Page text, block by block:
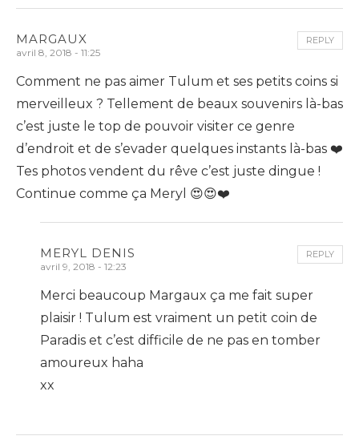
MARGAUX
avril 8, 2018 - 11:25
Comment ne pas aimer Tulum et ses petits coins si
merveilleux ? Tellement de beaux souvenirs là-bas
c’est juste le top de pouvoir visiter ce genre
d’endroit et de s’evader quelques instants là-bas ❤️
Tes photos vendent du rêve c’est juste dingue !
Continue comme ça Meryl 😍😍❤️
REPLY
MERYL DENIS
avril 9, 2018 - 12:23
Merci beaucoup Margaux ça me fait super
plaisir ! Tulum est vraiment un petit coin de
Paradis et c’est difficile de ne pas en tomber
amoureux haha
xx
REPLY